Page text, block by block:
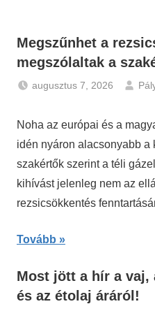
Megszűnhet a
megszólaltak a
augusztus 7, 2026
Noha az európai és a
idén nyáron alacsonyabb a
szakértők szerint a téli
kihívást jelenleg nem az
rezsicsökkentés
Tovább
Most jött a hír a vaj,
és az étolaj áráról!